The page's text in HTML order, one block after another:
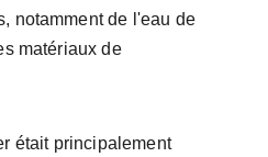
notamment de l'eau de
matériaux de
était principalement